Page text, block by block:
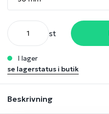
st
i lager
se lagerstatus i butik
Beskrivning